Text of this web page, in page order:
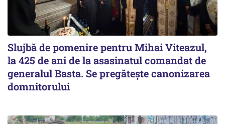
Slujbă de pomenire pentru Mihai Viteazul,
la 425 de ani de la asasinatul comandat de
generalul Basta. Se pregătește canonizarea
domnitorului